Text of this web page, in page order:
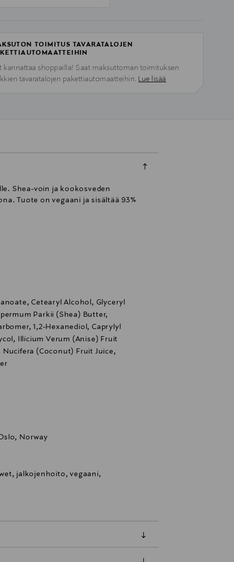
TOIMITUS TAVARATALOJEN
kannattaa shoppailla! Saat maksuttoman toimituksen
tavaratalojen pakettiautomaatteihin. Lue lisää
Shea-voin ja kookosveden
Tuote on vegaani ja sisältää 93%
Cetearyl Alcohol, Glyceryl
Parkii (Shea) Butter,
1,2-Hexanediol, Caprylyl
Illicium Verum (Anise) Fruit
(Coconut) Fruit Juice,
Norway
jalkojenhoito, vegaani,